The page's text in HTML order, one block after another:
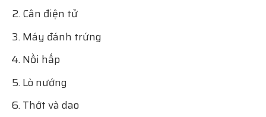
Cân điện tử
Máy đánh trứng
Nồi hấp
Lò nướng
Thớt và dao